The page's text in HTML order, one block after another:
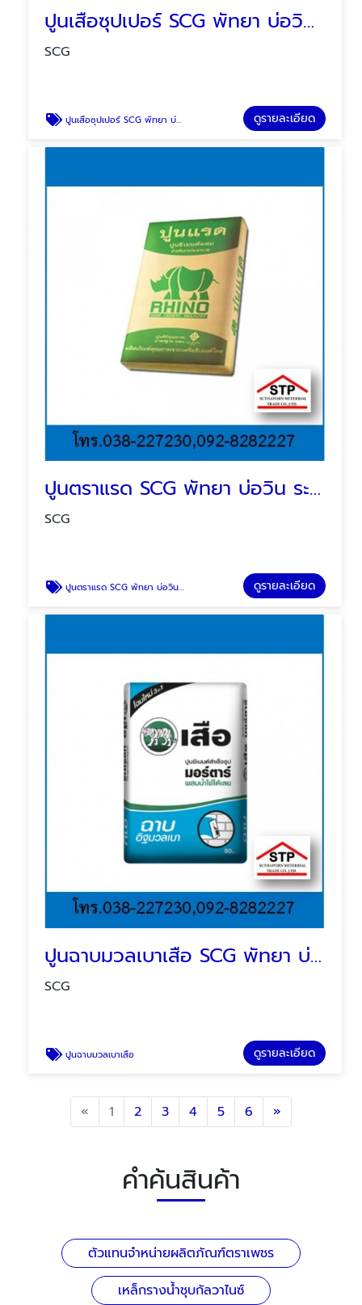
ปูนเสือซุปเปอร์ SCG พัทยา บ่อวิน ระยอง
SCG
ปูนเสือซุปเปอร์ SCG พัทยา บ่อวิน ระยอง ดูรายละเอียด
ปูนตราแรด SCG พัทยา บ่อวิน ระยอง
SCG
ปูนตราแรด SCG พัทยา บ่อวิน ระยอง ดูรายละเอียด
ปูนฉาบมวลเบาเสือ SCG พัทยา บ่อวิน ระยอง
SCG
ปูนฉาบมวลเบาเสือ ดูรายละเอียด
« Previous
1 2 3 4 5 6 »
คำค้นสินค้า
ตัวแทนจำหน่ายผลิตภัณฑ์ตราเพชร
เหล็กรางน้ำชุบกัลวาไนซ์